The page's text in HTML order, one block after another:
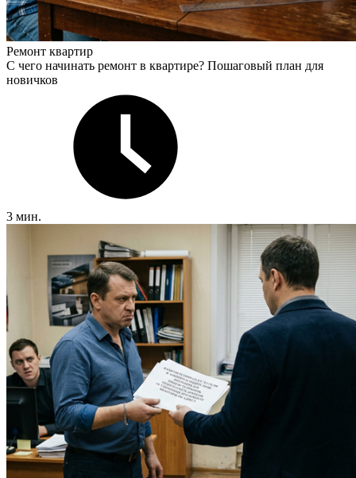
Ремонт квартир
С чего начинать ремонт в квартире? Пошаговый план для
новичков
3 мин.